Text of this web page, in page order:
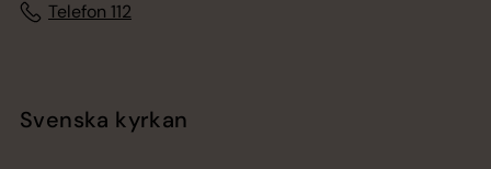
Telefon 112
Svenska kyrkan